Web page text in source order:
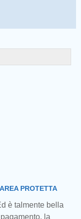
PROTETTA
è talmente bella
la